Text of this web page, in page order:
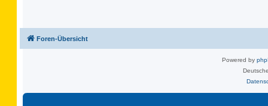
Foren-Übersicht
Powered by